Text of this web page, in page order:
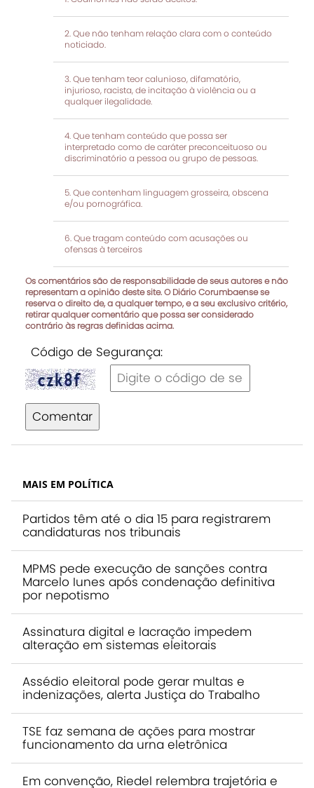
Que não tenham relação clara com o conteúdo
noticiado.
Que tenham teor calunioso, difamatório,
injurioso, racista, de incitação à violência ou a
qualquer ilegalidade.
Que tenham conteúdo que possa ser
interpretado como de caráter preconceituoso ou
discriminatório a pessoa ou grupo de pessoas.
Que contenham linguagem grosseira, obscena
e/ou pornográfica.
Que tragam conteúdo com acusações ou
ofensas à terceiros
Os comentários são de responsabilidade de seus autores e não
representam a opinião deste site. O Diário Corumbaense se
reserva o direito de, a qualquer tempo, e a seu exclusivo critério,
retirar qualquer comentário que possa ser considerado
contrário às regras definidas acima.
Código de Segurança:
Comentar
MAIS EM POLÍTICA
Partidos têm até o dia 15 para registrarem
candidaturas nos tribunais
MPMS pede execução de sanções contra
Marcelo Iunes após condenação definitiva
por nepotismo
Assinatura digital e lacração impedem
alteração em sistemas eleitorais
Assédio eleitoral pode gerar multas e
indenizações, alerta Justiça do Trabalho
TSE faz semana de ações para mostrar
funcionamento da urna eletrônica
Em convenção, Riedel relembra trajetória e